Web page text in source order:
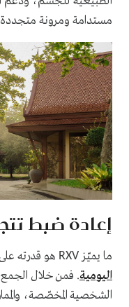
مستدامة ومرونة
إعادة ضبط
ما يميّز RXV هو قدرته
اليومية. فمن خلال الجمع
الشخصية المخصّصة،